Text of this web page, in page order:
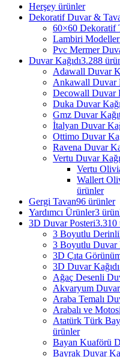
Herşey ürünler
Dekoratif Duvar &
60×60 Dekoratif
Lambiri
Pvc Mermer
Duvar Kağıdı3.288
Adawall Duvar
Ankawall Duvar
Decowall Duvar
Duka Duvar
Gmz Duvar
İtalyan Duvar
Ottimo Duvar
Ravena Duvar
Vertu Duvar
Vertu
Wallert
ürünler
Gergi Tavan96 ürünler
Yardımcı Ürünler3
3D Duvar Posteri3.310
3 Boyutlu
3 Boyutlu Duvar
3D Çıta
3D Duvar Kağıdı
Ağaç Desenli
Akvaryum Duvar
Araba Temalı
Arabalı ve
Atatürk Türk
ürünler
Bayan Kuaförü
Bayrak Duvar